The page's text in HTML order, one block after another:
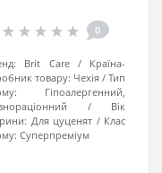
0
Brit Care
Країна-
товару: Чехія
Тип
Гіпоалергенний,
Вік
Для цуценят
Клас
Суперпреміум